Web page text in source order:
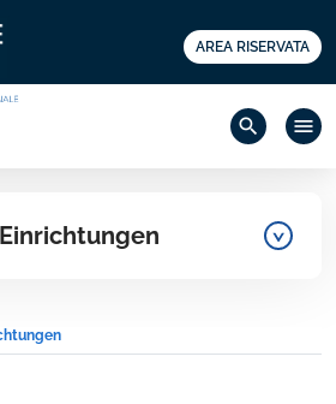
AREA RISERVATA
search menu